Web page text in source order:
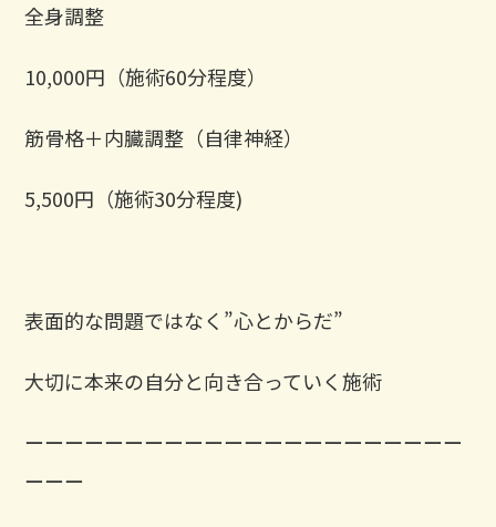
全身調整
10,000円（施術60分程度）
筋骨格＋内臓調整（自律神経）
5,500円（施術30分程度)
表面的な問題ではなく”心とからだ”
大切に本来の自分と向き合っていく施術
ーーーーーーーーーーーーーーーーーーーーーー
ーーー